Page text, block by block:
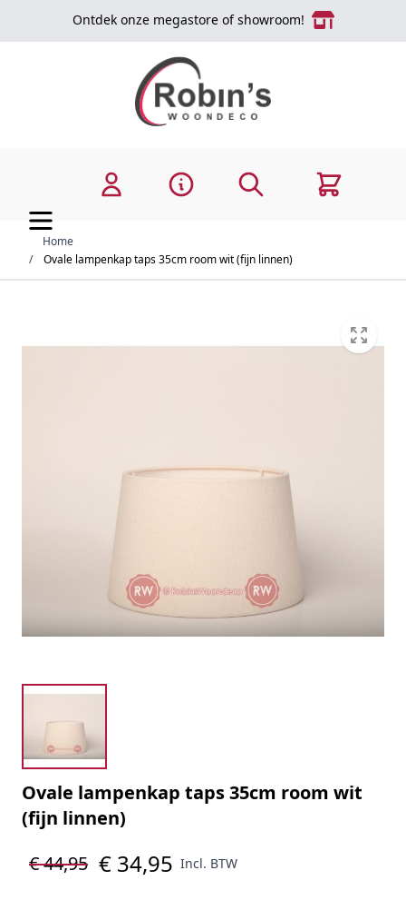
Ga naar de inhoudOntdek onze megastore of showroom!
Zoek Cart
Home
/
Ovale lampenkap taps 35cm room wit (fijn linnen)
Ovale lampenkap taps 35cm room wit
(fijn linnen)
€ 44,95 € 34,95 Incl. BTW